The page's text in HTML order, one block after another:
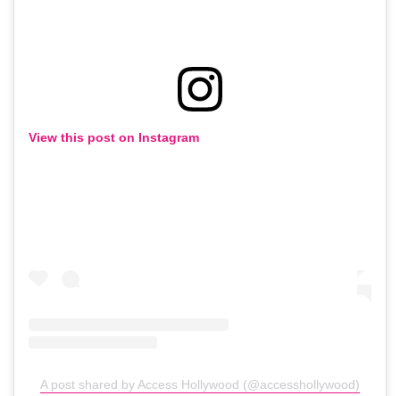
View this post on Instagram
A post shared by Access Hollywood (@accesshollywood)